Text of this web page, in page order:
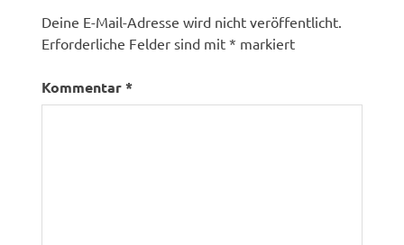
Deine E-Mail-Adresse wird nicht veröffentlicht.
Erforderliche Felder sind mit* markiert
Kommentar*